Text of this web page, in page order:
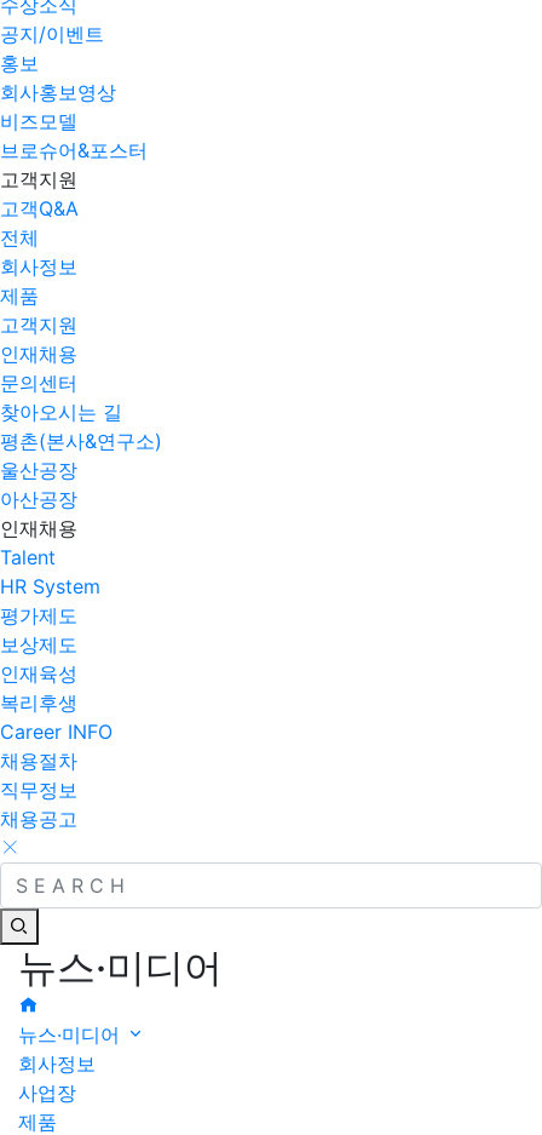
수상소식
공지/이벤트
홍보
회사홍보영상
비즈모델
브로슈어&포스터
고객지원
고객Q&A
전체
회사정보
제품
고객지원
인재채용
문의센터
찾아오시는 길
평촌(본사&연구소)
울산공장
아산공장
인재채용
Talent
HR System
평가제도
보상제도
인재육성
복리후생
Career INFO
채용절차
직무정보
채용공고
뉴스·미디어
뉴스·미디어
회사정보
사업장
제품